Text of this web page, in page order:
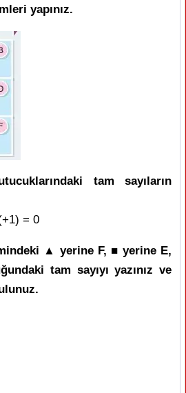
yapınız.
tam sayıların
= 0
▲ yerine F, ■ yerine E,
tam sayıyı yazınız ve